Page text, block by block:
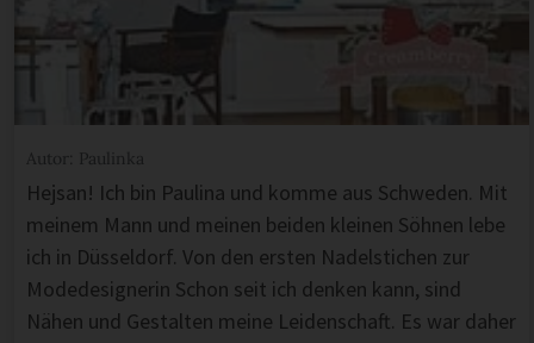
Autor: Paulinka
Hejsan! Ich bin Paulina und komme aus Schweden. Mit
meinem Mann und meinen beiden kleinen Söhnen lebe
ich in Düsseldorf. Von den ersten Nadelstichen zur
Modedesignerin Schon seit ich denken kann, sind
Nähen und Gestalten meine Leidenschaft. Es war daher